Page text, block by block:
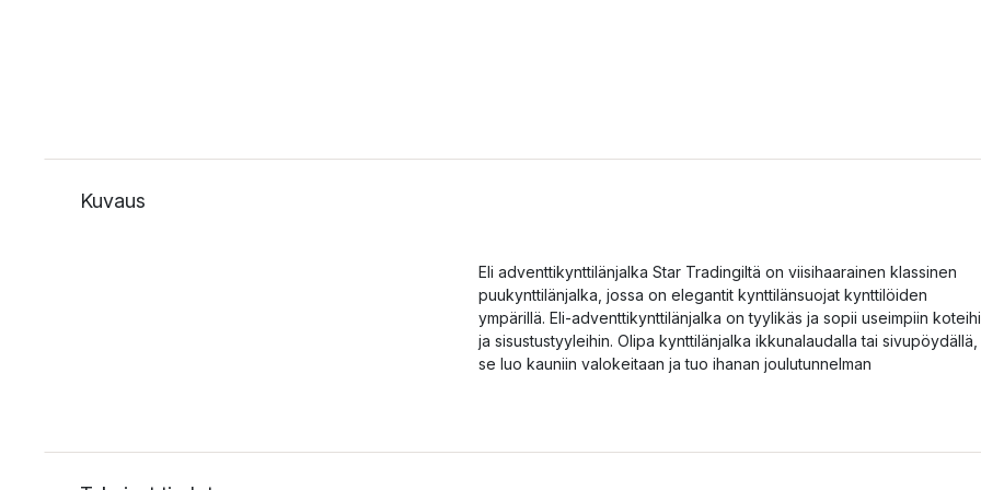
Kuvaus
Eli adventtikynttilänjalka Star Tradingiltä on viisihaarainen klassinen
puukynttilänjalka, jossa on elegantit kynttilänsuojat kynttilöiden
ympärillä. Eli-adventtikynttilänjalka on tyylikäs ja sopii useimpiin
ja sisustustyyleihin. Olipa kynttilänjalka ikkunalaudalla tai sivupöydällä,
se luo kauniin valokeitaan ja tuo ihanan joulutunnelman